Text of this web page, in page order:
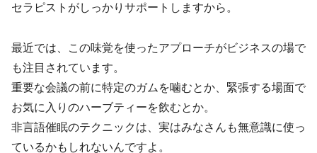
セラピストがしっかりサポートしますから。
最近では、この味覚を使ったアプローチがビジネスの場で
も注目されています。
重要な会議の前に特定のガムを噛むとか、緊張する場面で
お気に入りのハーブティーを飲むとか。
非言語催眠のテクニックは、実はみなさんも無意識に使っ
ているかもしれないんですよ。